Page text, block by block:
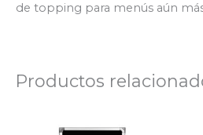
de topping para menús aún
Productos